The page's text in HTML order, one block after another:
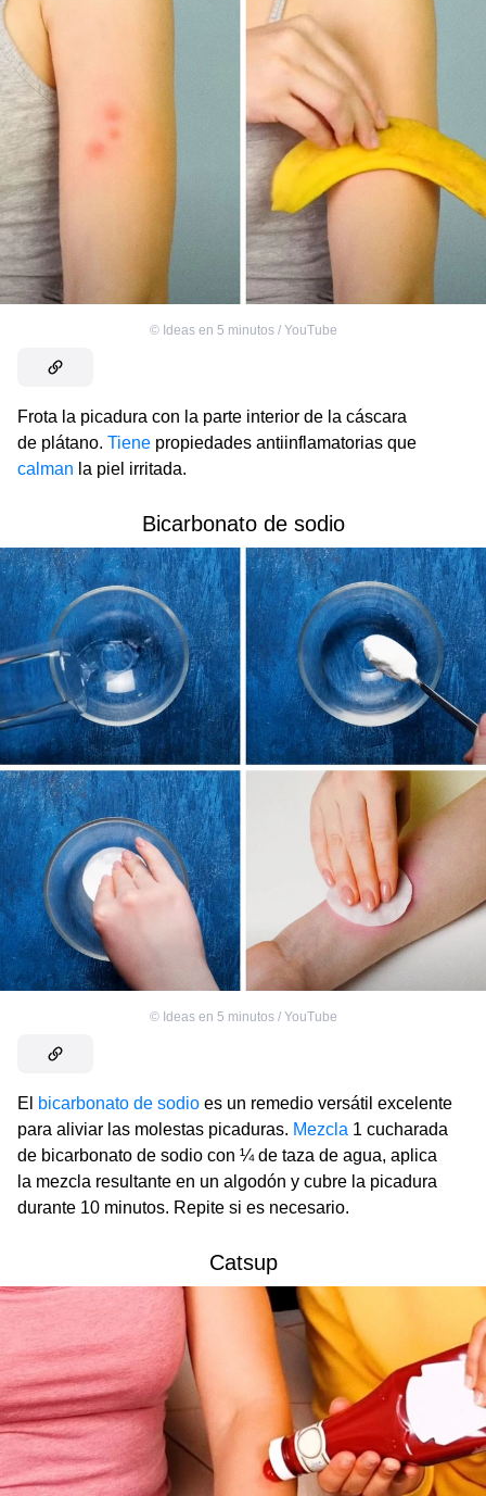
© Ideas en 5 minutos / YouTube
Frota la picadura con la parte interior de la cáscara
de plátano. Tiene propiedades antiinflamatorias que
calman la piel irritada.
Bicarbonato de sodio
© Ideas en 5 minutos / YouTube
El bicarbonato de sodio es un remedio versátil excelente
para aliviar las molestas picaduras. Mezcla 1 cucharada
de bicarbonato de sodio con ¼ de taza de agua, aplica
la mezcla resultante en un algodón y cubre la picadura
durante 10 minutos. Repite si es necesario.
Catsup